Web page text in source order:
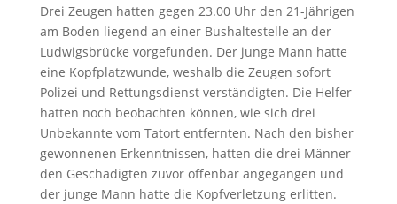
Drei Zeugen hatten gegen 23.00 Uhr den 21-Jährigen
am Boden liegend an einer Bushaltestelle an der
Ludwigsbrücke vorgefunden. Der junge Mann hatte
eine Kopfplatzwunde, weshalb die Zeugen sofort
Polizei und Rettungsdienst verständigten. Die Helfer
hatten noch beobachten können, wie sich drei
Unbekannte vom Tatort entfernten. Nach den bisher
gewonnenen Erkenntnissen, hatten die drei Männer
den Geschädigten zuvor offenbar angegangen und
der junge Mann hatte die Kopfverletzung erlitten.